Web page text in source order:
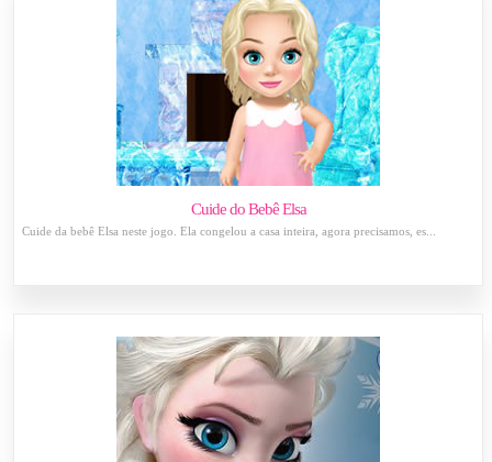
Cuide do Bebê Elsa
Cuide da bebê Elsa neste jogo. Ela congelou a casa inteira, agora precisamos, es...